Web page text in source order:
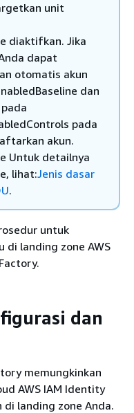
unit
diaktifkan. Jika
dapat
otomatis akun
dan
pada
akun.
Untuk detailnya
lihat:Jenis dasar
.
untuk
di landing zone AWS
dan
memungkinkan
AWS IAM Identity
landing zone Anda.